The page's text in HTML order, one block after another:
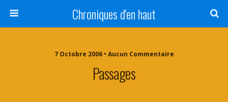
Chroniques d'en haut
7 Octobre 2006 • Aucun Commentaire
Passages